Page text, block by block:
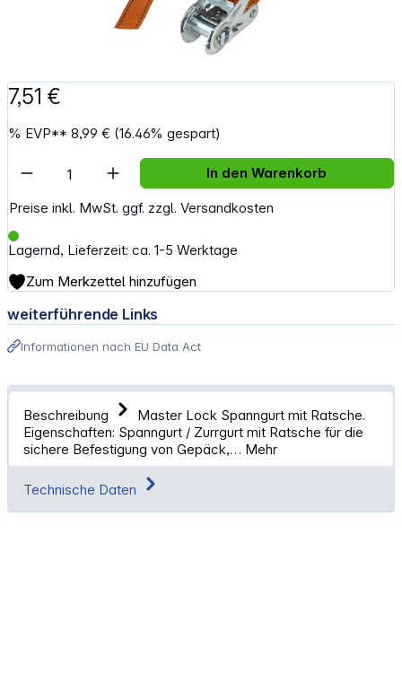
7,51 €
% EVP**8,99 € (16.46% gespart)
Preise inkl. MwSt. ggf. zzgl. Versandkosten
Lagernd, Lieferzeit: ca. 1-5 Werktage
Artikel Anzahl: Gib den gewünschten
In den Warenkorb
Zum Merkzettel hinzufügen
weiterführende Links
Informationen nach EU Data Act
Beschreibung
Master Lock Spanngurt mit Ratsche.
Eigenschaften: Spanngurt / Zurrgurt mit Ratsche für die
sichere Befestigung von Gepäck,… Mehr
Technische Daten